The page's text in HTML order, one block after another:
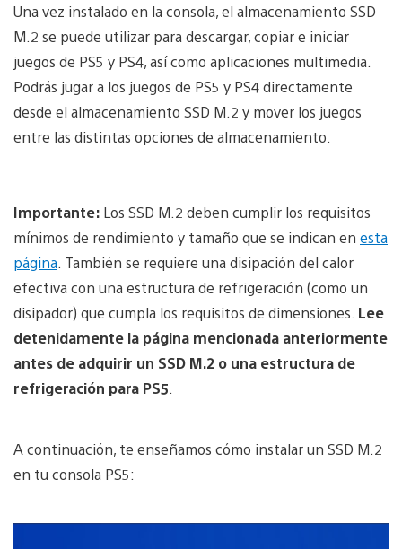
Una vez instalado en la consola, el almacenamiento SSD
M.2 se puede utilizar para descargar, copiar e iniciar
juegos de PS5 y PS4, así como aplicaciones multimedia.
Podrás jugar a los juegos de PS5 y PS4 directamente
desde el almacenamiento SSD M.2 y mover los juegos
entre las distintas opciones de almacenamiento.
Importante: Los SSD M.2 deben cumplir los requisitos
mínimos de rendimiento y tamaño que se indican en esta
página . También se requiere una disipación del calor
efectiva con una estructura de refrigeración (como un
disipador) que cumpla los requisitos de dimensiones. Lee
detenidamente la página mencionada anteriormente
antes de adquirir un SSD M.2 o una estructura de
refrigeración para PS5
A continuación, te enseñamos cómo instalar un SSD M.2
en tu consola PS5: